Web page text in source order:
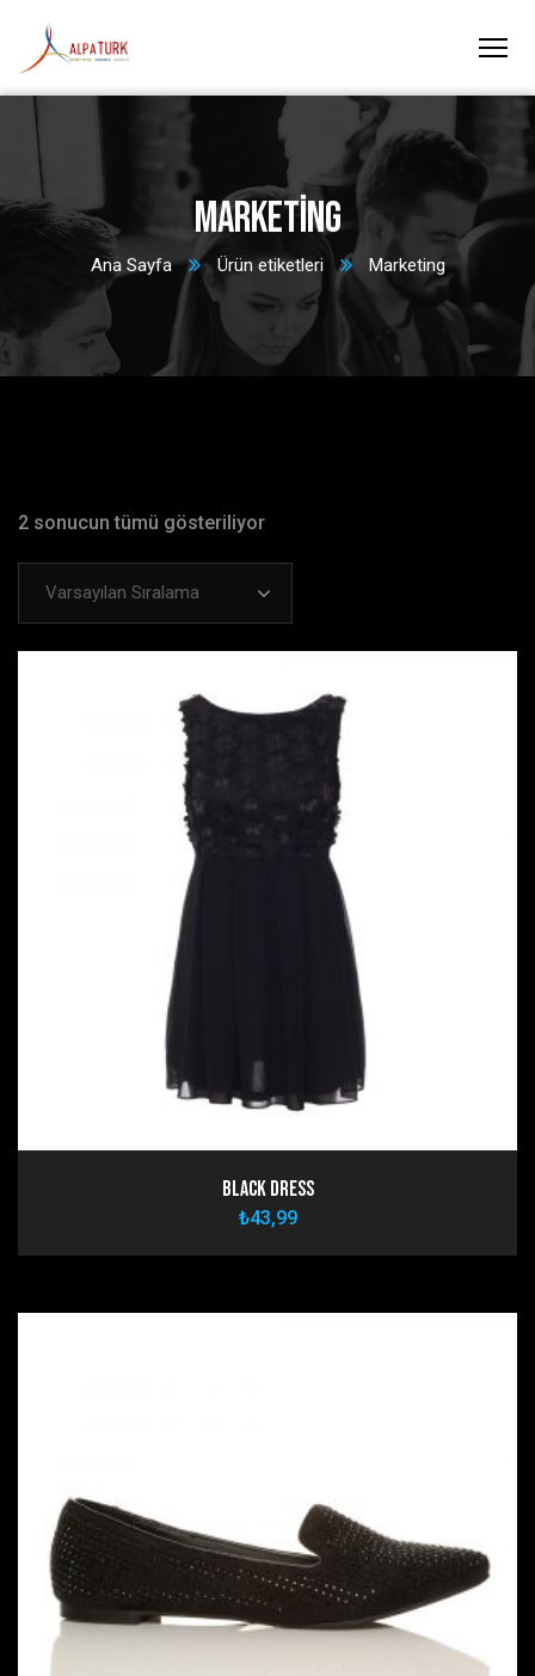
Marketing
Ana Sayfa Ürün etiketleri Marketing
2 sonucun tümü gösteriliyor
Varsayılan Sıralama
Black Dress
₺43,99